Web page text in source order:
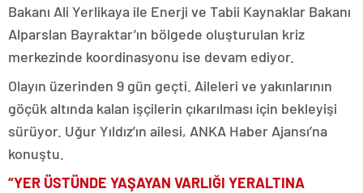
Bakanı Ali Yerlikaya ile Enerji ve Tabii Kaynaklar Bakanı
Alparslan Bayraktar’ın bölgede oluşturulan kriz
merkezinde koordinasyonu ise devam ediyor.
Olayın üzerinden 9 gün geçti. Aileleri ve yakınlarının
göçük altında kalan işçilerin çıkarılması için bekleyişi
sürüyor. Uğur Yıldız’ın ailesi, ANKA Haber Ajansı’na
konuştu.
“YER ÜSTÜNDE YAŞAYAN VARLIĞI YERALTINA